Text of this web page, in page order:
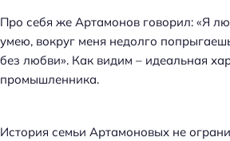
Про себя же Артамонов говорил: «Я
умею, вокруг меня недолго
без любви». Как видим – идеальная
промышленника.
История семьи Артамоновых не